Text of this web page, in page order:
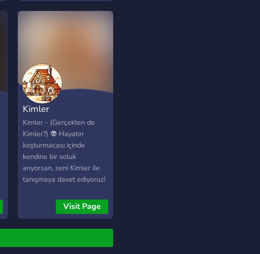
Kimler
Kimler - (Gerçekten de
Kimler?) 👽 Hayatın
koşturmacası içinde
kendine bir soluk
arıyorsan, seni Kimler ile
tanışmaya davet ediyoruz!
değil; kendini ait
hissedeceğin, dışarıda
bulacağın bir topluluk. 🌟
Visit Page